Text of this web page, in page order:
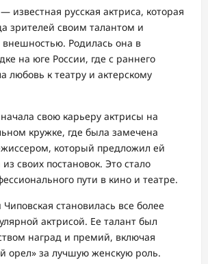
известная русская актриса, которая
зрителей своим талантом и
внешностью. Родилась она в
на юге России, где с раннего
любовь к театру и актерскому
свою карьеру актрисы на
кружке, где была замечена
который предложил ей
своих постановок. Это стало
пути в кино и театре.
становилась все более
актрисой. Ее талант был
наград и премий, включая
орел» за лучшую женскую роль.